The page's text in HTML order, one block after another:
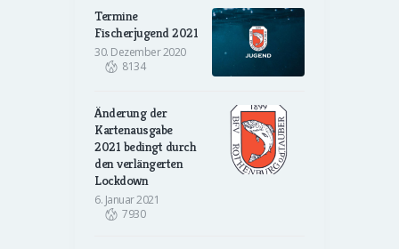
Termine
Fischerjugend 2021
30. Dezember 2020
8134
Änderung der
Kartenausgabe
2021 bedingt durch
den verlängerten
Lockdown
6. Januar 2021
7930